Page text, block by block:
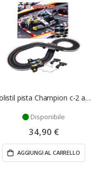
Polistil pista Champion c-2 auto - Polistil
Disponibile
34,90 €
AGGIUNGI AL CARRELLO